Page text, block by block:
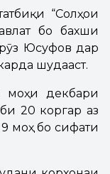
“Солҳои
бо бахши
Юсуфов дар
шудааст.
моҳи декбари
20 коргар аз
моҳ бо сифати